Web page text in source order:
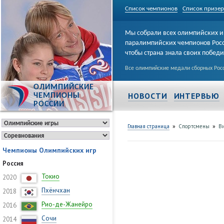
Список чемпионов Список
ОЛИМПИЙСКИЕ
ЧЕМПИОНЫ
РОССИИ
Мы собрали всех олимпийских и
паралимпийских чемпионов
чтобы страна знала своих
Все олимпийские медали сборных
НОВОСТИ ИНТЕРВЬЮ
Чемпионы Олимпийских игр
Россия
2020
Токио
2018
Пхёнчхан
2016
Рио-де-Жанейро
2014
Сочи
Главная страница » Спортсмены »